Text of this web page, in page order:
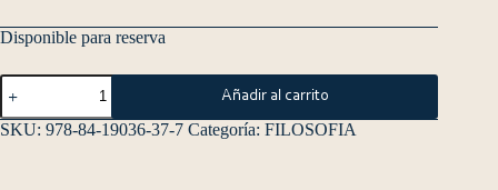
Disponible para reserva
Añadir al carrito
SKU: 978-84-19036-37-7 Categoría: FILOSOFIA